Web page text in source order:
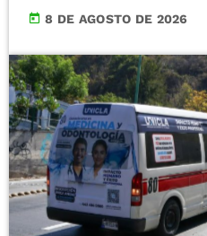
today 8 DE AGOSTO DE 2026